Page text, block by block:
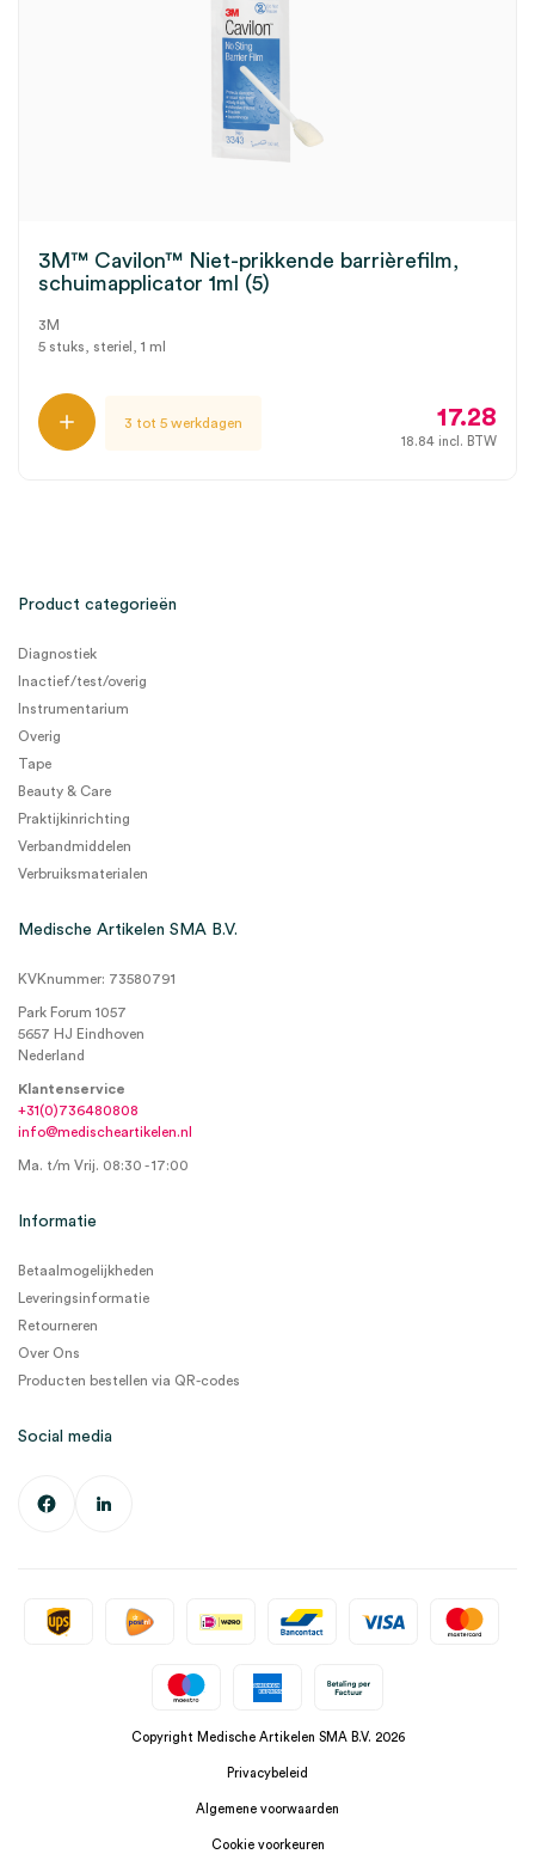
3M™ Cavilon™ Niet-prikkende barrièrefilm,
schuimapplicator 1ml (5)
3M
5 stuks, steriel, 1 ml
3 tot 5 werkdagen 17.28
18.84 incl. BTW
Product categorieën
Diagnostiek
Inactief/test/overig
Instrumentarium
Overig
Tape
Beauty & Care
Praktijkinrichting
Verbandmiddelen
Verbruiksmaterialen
Medische Artikelen SMA B.V.
KVKnummer: 73580791
Park Forum 1057
5657 HJ Eindhoven
Nederland
Klantenservice
+31(0)736480808
info@medischeartikelen.nl
Ma. t/m Vrij. 08:30 - 17:00
Informatie
Betaalmogelijkheden
Leveringsinformatie
Retourneren
Over Ons
Producten bestellen via QR-codes
Social media
Copyright Medische Artikelen SMA B.V. 2026
Privacybeleid
Algemene voorwaarden
Cookie voorkeuren